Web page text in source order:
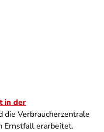
in der
die Verbraucherzentrale
Ernstfall erarbeitet.